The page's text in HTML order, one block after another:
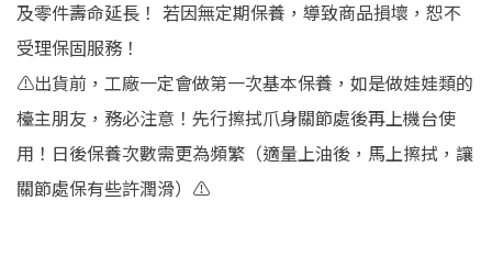
及零件壽命延長！ 若因無定期保養，導致商品損壞，恕不
受理保固服務！
⚠️出貨前，工廠一定會做第一次基本保養，如是做娃娃類的
檯主朋友，務必注意！先行擦拭爪身關節處後再上機台使
用！日後保養次數需更為頻繁（適量上油後，馬上擦拭，讓
關節處保有些許潤滑）⚠️